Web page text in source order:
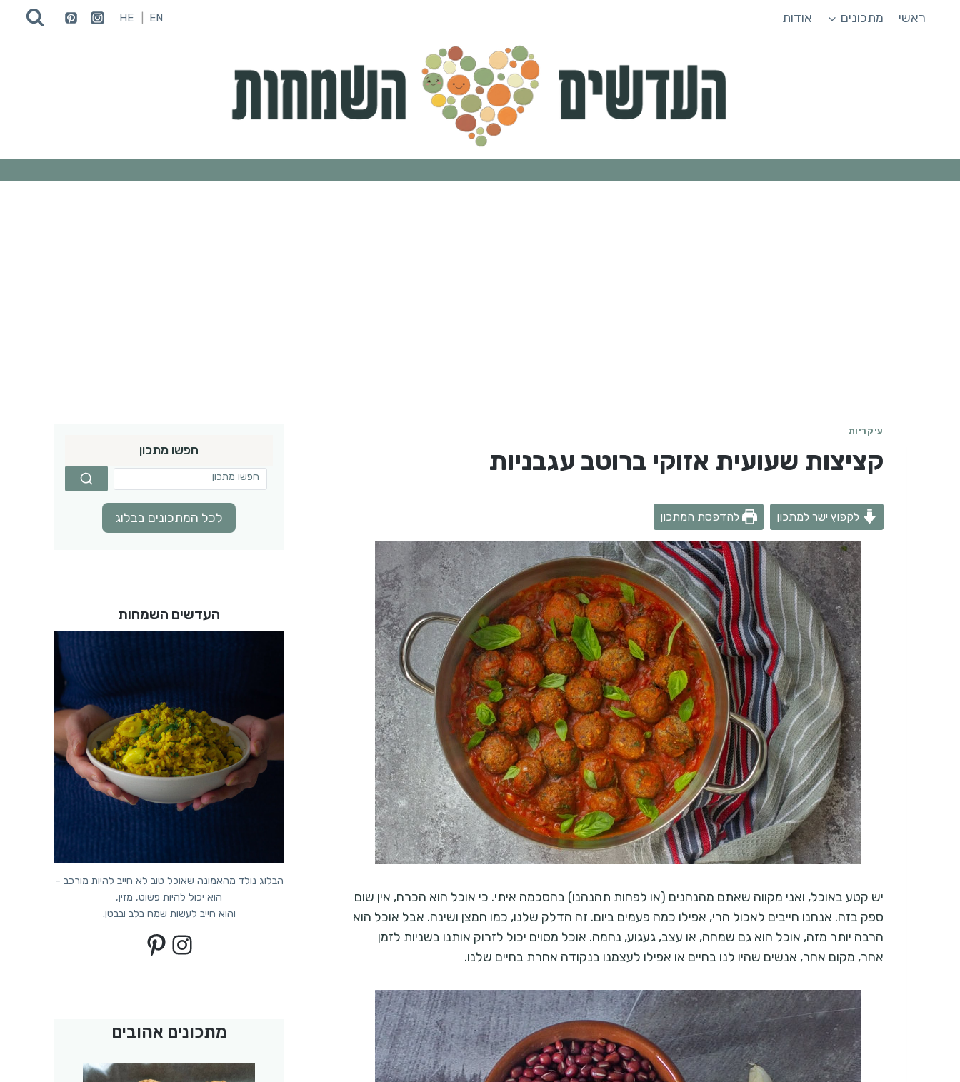
ראשי מתכונים אודות EN
HE
עיקריות
קציצות שעועית אזוקי ברוטב עגבניות
לקפוץ ישר למתכון להדפסת המתכון
יש קטע באוכל, ואני מקווה שאתם מהנהנים (או לפחות תהנהנו) בהסכמה איתי. כי אוכל הוא הכרח, אין שום
ספק בזה. אנחנו חייבים לאכול הרי, אפילו כמה פעמים ביום. זה הדלק שלנו, כמו חמצן ושינה. אבל אוכל הוא
הרבה יותר מזה, אוכל הוא גם שמחה, או עצב, געגוע, נחמה. אוכל מסוים יכול לזרוק אותנו בשניות לזמן
אחר, מקום אחר, אנשים שהיו לנו בחיים או אפילו לעצמנו בנקודה אחרת בחיים שלנו.
חפשו מתכון
לכל המתכונים בבלוג
העדשים השמחות
הבלוג נולד מהאמונה שאוכל טוב לא חייב להיות מורכב –
הוא יכול להיות פשוט, מזין,
והוא חייב לעשות שמח בלב ובבטן.
Instagram
Pinterest
מתכונים אהובים